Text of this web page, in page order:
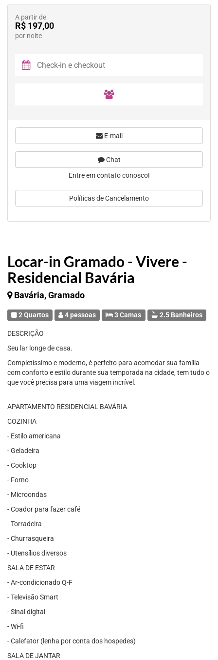
Locar-in Gramado - Vivere -
Residencial Bavária
Bavária, Gramado
2 Quartos 4 pessoas 3 Camas 2.5 Banheiros
DESCRIÇÃO
Seu lar longe de casa.
Completíssimo e moderno, é perfeito para acomodar sua família
com conforto e estilo durante sua temporada na cidade, tem tudo o
que você precisa para uma viagem incrível.
APARTAMENTO RESIDENCIAL BAVÁRIA
COZINHA
- Estilo americana
- Geladeira
- Cooktop
- Forno
- Microondas
- Coador para fazer café
- Torradeira
- Churrasqueira
- Utensílios diversos
SALA DE ESTAR
- Ar-condicionado Q-F
- Televisão Smart
- Sinal digital
- Wi-fi
- Calefator (lenha por conta dos hospedes)
SALA DE JANTAR
A partir de
R$ 197,00
por noite
E-mail
Chat
Entre em contato conosco!
Políticas de Cancelamento